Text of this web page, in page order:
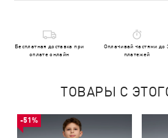
Бесплатная доставка при
оплате онлайн
Оплачивай частями до
платежей
ТОВАРЫ С
-51%